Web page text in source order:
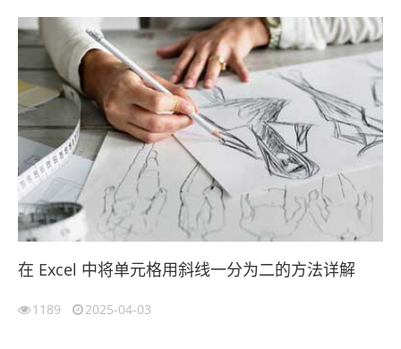
在 Excel 中将单元格用斜线一分为二的方法详解
1189 2025-04-03